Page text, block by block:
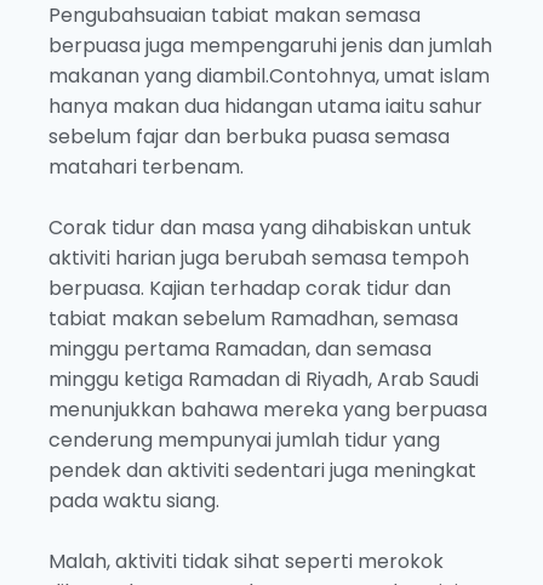
Pengubahsuaian tabiat makan semasa
berpuasa juga mempengaruhi jenis dan jumlah
makanan yang diambil.Contohnya, umat islam
hanya makan dua hidangan utama iaitu sahur
sebelum fajar dan berbuka puasa semasa
matahari terbenam.
Corak tidur dan masa yang dihabiskan untuk
aktiviti harian juga berubah semasa tempoh
berpuasa. Kajian terhadap corak tidur dan
tabiat makan sebelum Ramadhan, semasa
minggu pertama Ramadan, dan semasa
minggu ketiga Ramadan di Riyadh, Arab Saudi
menunjukkan bahawa mereka yang berpuasa
cenderung mempunyai jumlah tidur yang
pendek dan aktiviti sedentari juga meningkat
pada waktu siang.
Malah, aktiviti tidak sihat seperti merokok